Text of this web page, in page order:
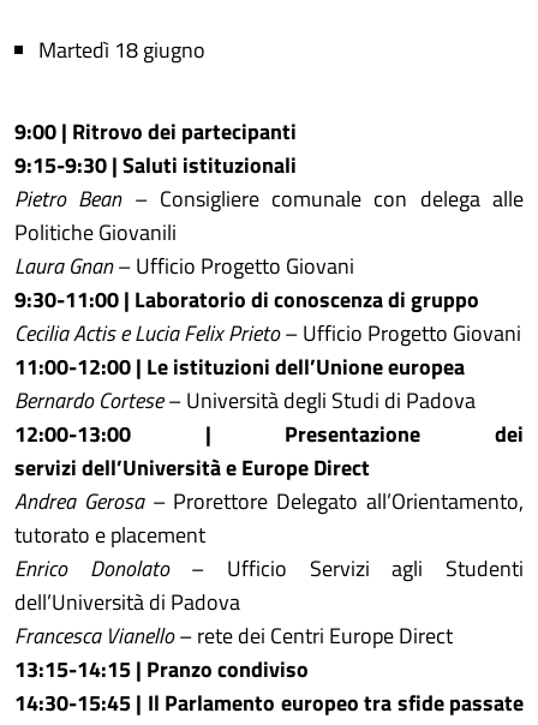
Martedì 18 giugno
9:00 | Ritrovo dei partecipanti
9:15-9:30 | Saluti istituzionali
Pietro Bean– Consigliere comunale con delega alle
Politiche Giovanili
Laura Gnan– Ufficio Progetto Giovani
9:30-11:00 | Laboratorio di conoscenza di gruppo
Cecilia Actis e Lucia Felix Prieto– Ufficio Progetto Giovani
11:00-12:00 | Le istituzioni dell’Unione europea
Bernardo Cortese– Università degli Studi di Padova
12:00-13:00 | Presentazione dei
servizidell’Università e Europe Direct
Andrea Gerosa– Prorettore Delegato all’Orientamento,
tutorato e placement
Enrico Donolato – Ufficio Servizi agli Studenti
dell’Università di Padova
Francesca Vianello– rete dei Centri Europe Direct
13:15-14:15 | Pranzo condiviso
14:30-15:45 | Il Parlamento europeo tra sfide passate